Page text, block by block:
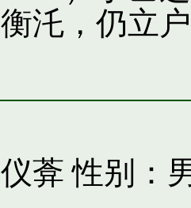
汑，仍立
葊 性别：